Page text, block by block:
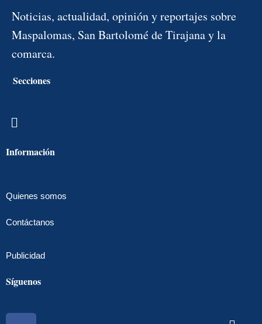
Noticias, actualidad, opinión y reportajes sobre
Maspalomas, San Bartolomé de Tirajana y la
comarca.
Secciones
Menú
Información
Quienes somos
Contáctanos
Publicidad
Síguenos
Facebook
Instagram